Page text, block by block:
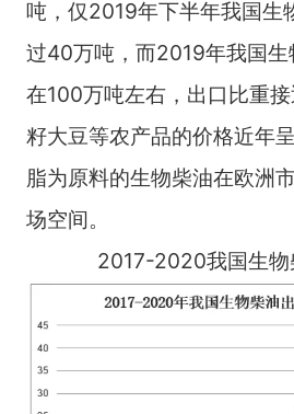
吨，仅2019年下半年我国生
过40万吨，而2019年我国生
在100万吨左右，出口比重
籽大豆等农产品的价格近年
脂为原料的生物柴油在欧洲
场空间。
2017-2020我国生物